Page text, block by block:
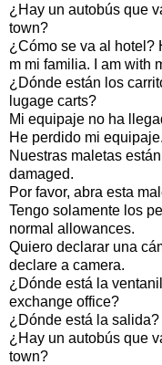
¿Hay un autobús que
town?
¿Cómo se va al hotel?
m mi familia. I am with
¿Dónde están los
lugage carts?
Mi equipaje no ha
He perdido mi
Nuestras maletas
damaged.
Por favor, abra esta
Tengo solamente los
normal allowances.
Quiero declarar una
declare a camera.
¿Dónde está la
exchange office?
¿Dónde está la
¿Hay un autobús que
town?